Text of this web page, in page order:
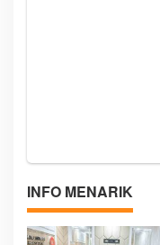
INFO MENARIK